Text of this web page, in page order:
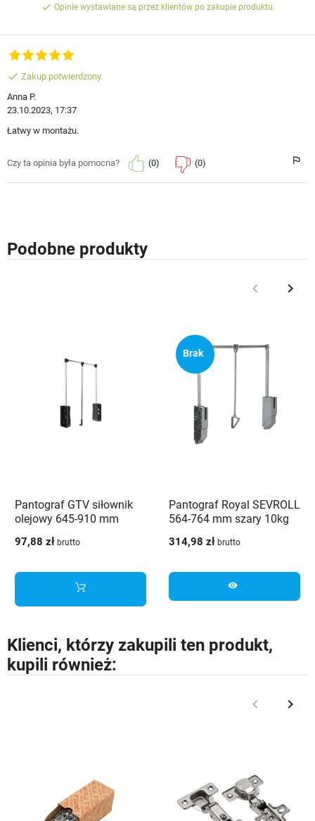
done Opinie wystawiane są przez klientów po zakupie produktu.
done Zakup potwierdzony.
Anna P.
23.10.2023, 17:37
Łatwy w montażu.
Czy ta opinia była pomocna? (0) (0)
Podobne produkty
Poprzedni
keyboard_arrow_left keyboard_arrow_right
Pantograf GTV siłownik
olejowy 645-910 mm
97,88 zł brutto
Brak
Pantograf Royal SEVROLL
564-764 mm szary 10kg
314,98 zł brutto
visibility
Klienci, którzy zakupili ten produkt,
kupili również:
Poprzedni
keyboard_arrow_left keyboard_arrow_right